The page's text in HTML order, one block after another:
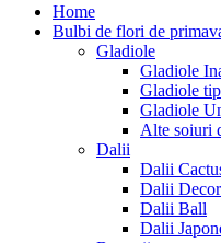
Home
Bulbi de flori de
Gladiole
Gladiole
Gladiole
Gladiole
Alte soiuri
Dalii
Dalii
Dalii
Dalii Ball
Dalii